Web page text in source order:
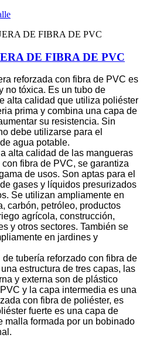
DE FIBRA DE PVC
reforzada con fibra de PVC es
no tóxica. Es un tubo de
alta calidad que utiliza poliéster
prima y combina una capa de
su resistencia. Sin
debe utilizarse para el
agua potable.
alta calidad de las mangueras
con fibra de PVC, se garantiza
de usos. Son aptas para el
gases y líquidos presurizados
Se utilizan ampliamente en
carbón, petróleo, productos
agrícola, construcción,
y otros sectores. También se
en jardines y
de tubería reforzado con fibra de
estructura de tres capas, las
y externa son de plástico
y la capa intermedia es una
con fibra de poliéster, es
fuerte es una capa de
malla formada por un bobinado